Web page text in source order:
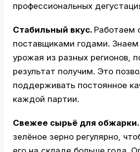
профессиональных
Стабильный вкус. Работаем
поставщиками годами. Знаем
урожая из разных регионов,
результат получим. Это
поддерживать постоянное
каждой партии.
Свежее сырьё для обжарки.
зелёное зерно регулярно,